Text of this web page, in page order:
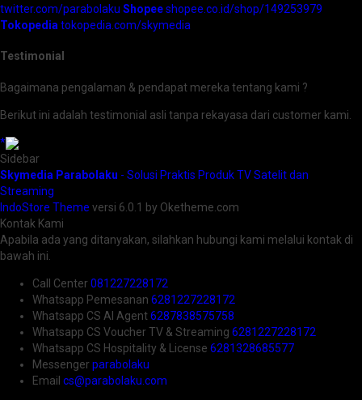
twitter.com/parabolaku Shopeeshopee.co.id/shop/149253979
Tokopedia tokopedia.com/skymedia
Testimonial
Bagaimana pengalaman & pendapat mereka tentang kami ?
Berikut ini adalah testimonial asli tanpa rekayasa dari customer kami.
*
Sidebar
Skymedia Parabolaku - Solusi Praktis Produk TV Satelit dan
Streaming
IndoStore Theme versi 6.0.1 by Oketheme.com
Kontak Kami
Apabila ada yang ditanyakan, silahkan hubungi kami melalui kontak di
bawah ini.
Call Center081227228172
Whatsapp Pemesanan 6281227228172
Whatsapp CS AI Agent6287838575758
Whatsapp CS Voucher TV & Streaming 6281227228172
Whatsapp CS Hospitality & License 6281328685577
Messengerparabolaku
Email cs@parabolaku.com